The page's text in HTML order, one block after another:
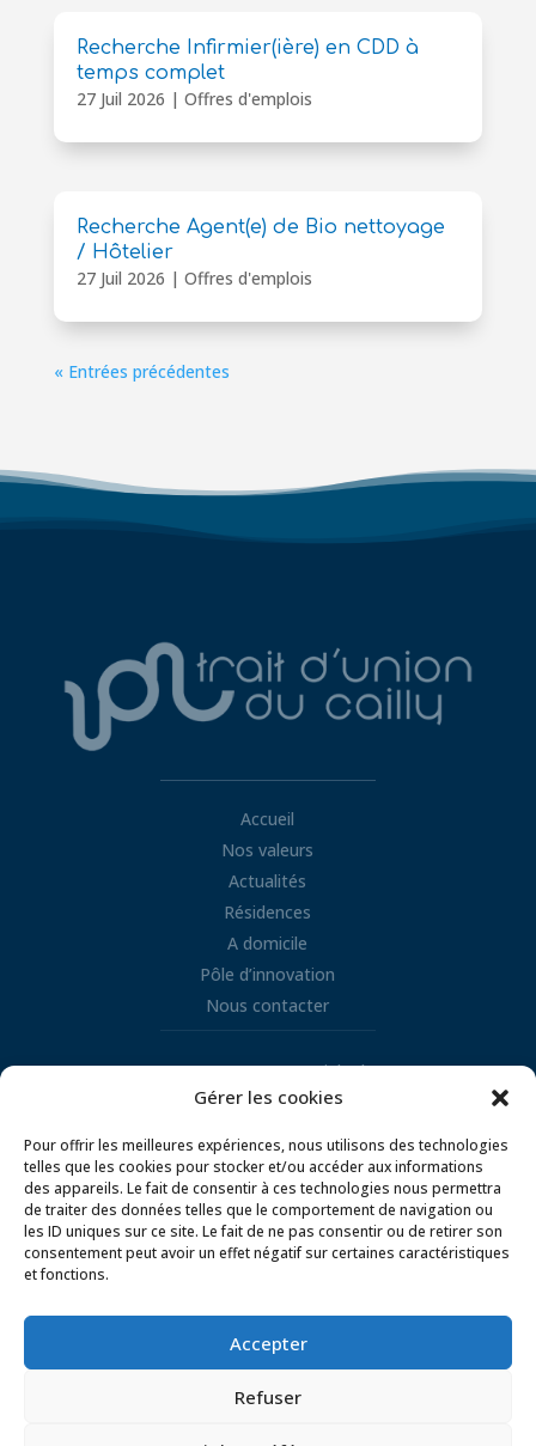
Gérer les cookies
Pour offrir les meilleures expériences, nous utilisons des technologies
telles que les cookies pour stocker et/ou accéder aux informations
des appareils. Le fait de consentir à ces technologies nous permettra
de traiter des données telles que le comportement de navigation ou
les ID uniques sur ce site. Le fait de ne pas consentir ou de retirer son
consentement peut avoir un effet négatif sur certaines caractéristiques
et fonctions.
Accepter
Refuser
Recherche Infirmier(ière) en CDD à
temps complet
27 Juil 2026 | Offres d'emplois
Recherche Agent(e) de Bio nettoyage
/ Hôtelier
27 Juil 2026 | Offres d'emplois
« Entrées précédentes
Accueil
Nos valeurs
Actualités
Résidences
A domicile
Pôle d’innovation
Nous contacter
Retrouvez nous sur LinkedIn

Mentions légales
Conditions d’utilisation
Politique de gestion des cookies
Politique de confidentialité